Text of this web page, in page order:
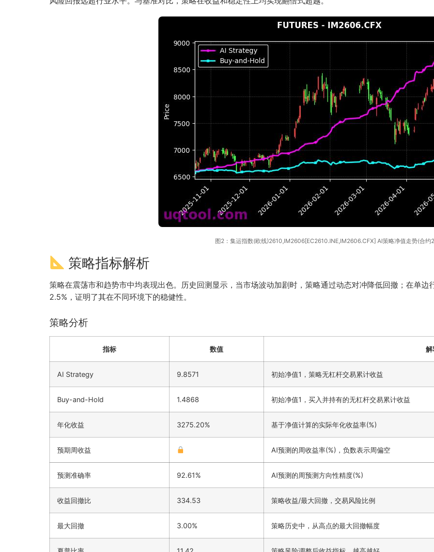
图2：集运指数(欧线)2610,IM2606[EC2610.INE,IM2606.CFX] AI策略净值走势(合约
策略指标解析
策略在震荡市和趋势市中均表现出色。历史回测显示，当市场波动加剧时，策略通过动态对冲降低回撤；在单
2.5%，证明了其在不同环境下的稳健性。
策略分析
指标 数值 解
AI Strategy 9.8571 初始净值1，策略无杠杆交易累计收益
Buy-and-Hold 1.4868 初始净值1，买入并持有的无杠杆交易累计收益
年化收益 3275.20% 基于净值计算的实际年化收益率(%)
预期周收益 AI预测的周收益率(%)，负数表示周偏空
预测准确率 92.61% AI预测的周预测方向性精度(%)
收益回撤比 334.53 策略收益/最大回撤，交易风险比例
最大回撤 3.00% 策略历史中，从高点的最大回撤幅度